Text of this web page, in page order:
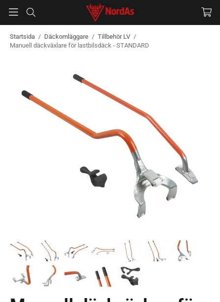
Startsida / Däckomläggare / Tillbehör LV /
Manuell däckväxlare för lastbilsdäck - STANDARD